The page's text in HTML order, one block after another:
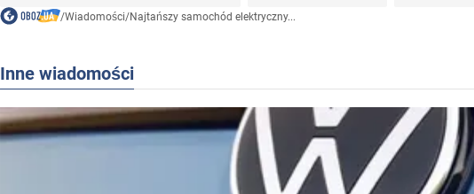
/Wiadomości/Najtańszy samochód elektryczny...
Inne wiadomości